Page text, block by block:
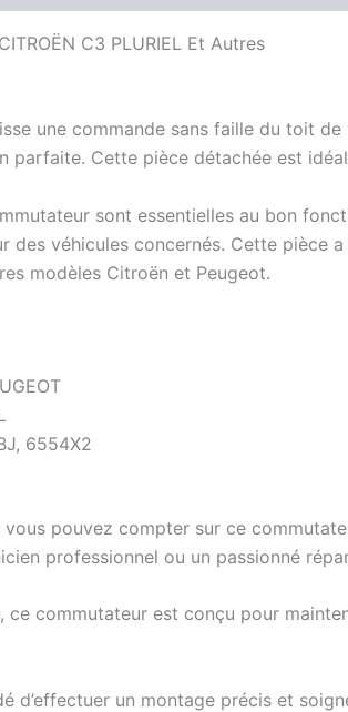
C3 PLURIEL Et Autres
une commande sans faille du toit
Cette pièce détachée est
sont essentielles au bon
des véhicules concernés. Cette pièce
modèles Citroën et Peugeot.
6554X2
pouvez compter sur ce
professionnel ou un passionné
ce commutateur est conçu pour
d’effectuer un montage précis et